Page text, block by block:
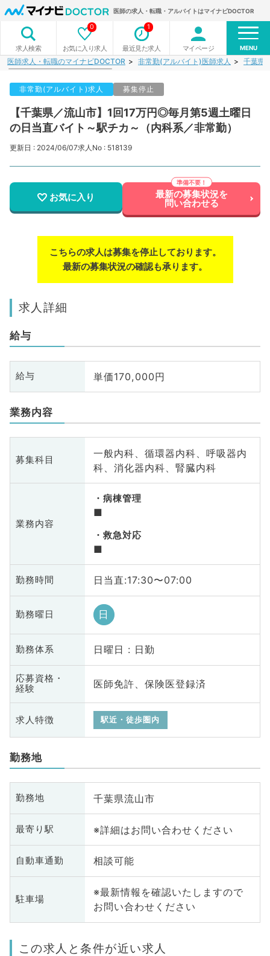
医師の求人・転職・アルバイトはマイナビDOCTOR
求人検索 お気に入り求人
0
最近見た求人
1
マイページ MENU
医師求人・転職のマイナビDOCTOR 非常勤(アルバイト)医師求人 千葉県
非常勤(アルバイト)求人 募集停止
【千葉県／流山市】1回17万円◎毎月第5週土曜日
の日当直バイト～駅チカ～（内科系／非常勤）
更新日 : 2024/06/07求人No : 518139
お気に入り 最新の募集状況を
問い合わせる
こちらの求人は募集を停止しております。
最新の募集状況の確認も承ります。
求人詳細
給与
給与 単価170,000円
業務内容
募集科目
一般内科、循環器内科、呼吸器内
科、消化器内科、腎臓内科
業務内容
病棟管理
■
救急対応
■
勤務時間 日当直:17:30〜07:00
勤務曜日 日
勤務体系 日曜日 : 日勤
応募資格・
経験
医師免許、保険医登録済
求人特徴 駅近・徒歩圏内
勤務地
勤務地 千葉県流山市
最寄り駅 ※詳細はお問い合わせください
自動車通勤 相談可能
駐車場
※最新情報を確認いたしますので
お問い合わせください
この求人と条件が近い求人